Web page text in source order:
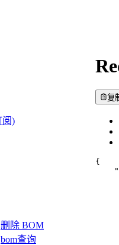
阅)
删除 BOM
bom查询
复
{